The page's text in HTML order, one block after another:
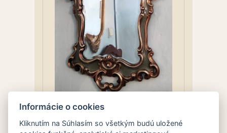
Zrkadlo
Informácie o cookies
Kliknutím na Súhlasím so všetkým budú uložené